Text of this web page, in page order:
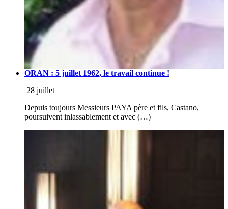
ORAN : 5 juillet 1962, le travail continue !
28 juillet
Depuis toujours Messieurs PAYA père et fils, Castano,
poursuivent inlassablement et avec (…)